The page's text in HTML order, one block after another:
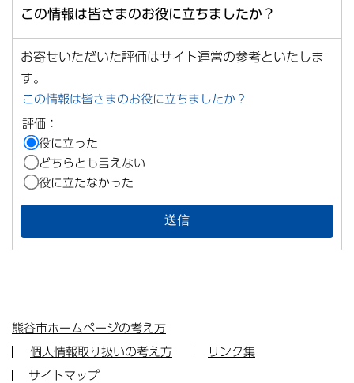
この情報は皆さまのお役に立ちましたか？
お寄せいただいた評価はサイト運営の参考といたしま
す。
この情報は皆さまのお役に立ちましたか？
評価：
役に立った
どちらとも言えない
役に立たなかった
熊谷市ホームページの考え方
個人情報取り扱いの考え方
リンク集
サイトマップ